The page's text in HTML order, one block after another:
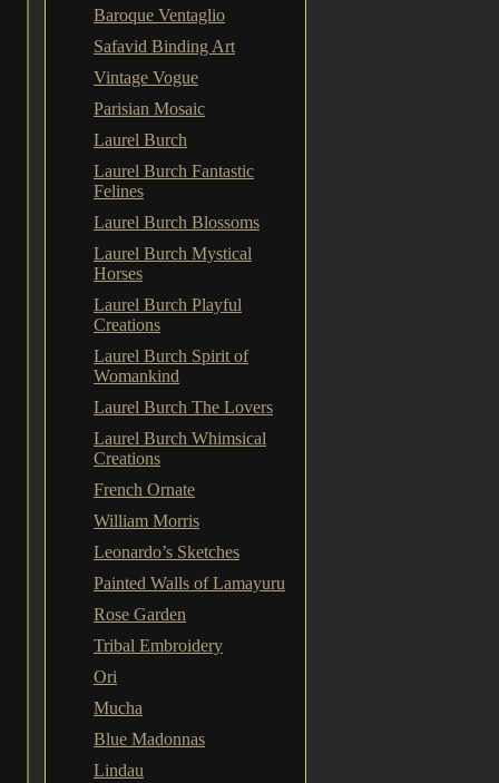
Baroque Ventaglio
Safavid Binding Art
Vintage Vogue
Parisian Mosaic
Laurel Burch
Laurel Burch Fantastic
Felines
Laurel Burch Blossoms
Laurel Burch Mystical
Horses
Laurel Burch Playful
Creations
Laurel Burch Spirit of
Womankind
Laurel Burch The Lovers
Laurel Burch Whimsical
Creations
French Ornate
William Morris
Leonardo’s Sketches
Painted Walls of Lamayuru
Rose Garden
Tribal Embroidery
Ori
Mucha
Blue Madonnas
Lindau